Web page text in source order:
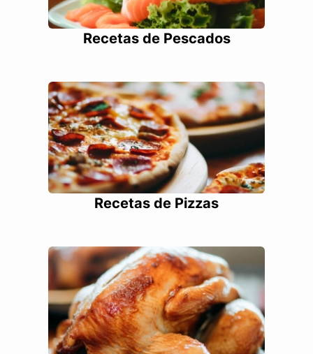
Recetas de Pescados
Recetas de Pizzas